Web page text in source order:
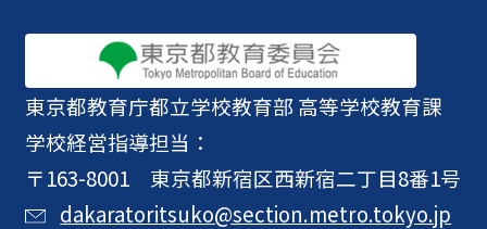
東京都教育庁都立学校教育部 高等学校教育課
学校経営指導担当：
〒163-8001 東京都新宿区西新宿二丁目8番1号
dakaratoritsuko@section.metro.tokyo.jp